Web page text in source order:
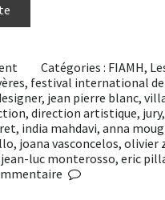
Catégories : FIAMH,
, festival international de
, jean pierre blanc,
, direction artistique, jury,
, india mahdavi, anna
, joana vasconcelos, olivier
jean-luc monterosso, eric